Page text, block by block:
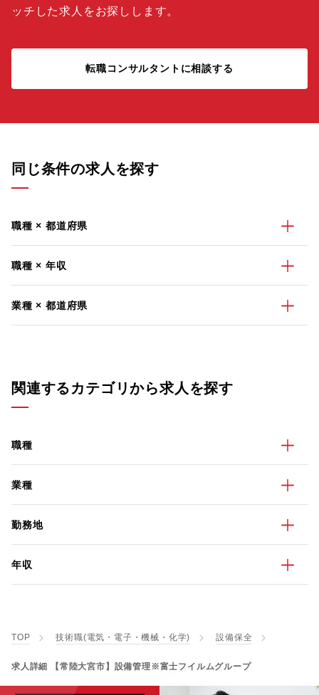
ッチした求人をお探しします。
転職コンサルタントに相談する
同じ条件の求人を探す
職種 × 都道府県
職種 × 年収
業種 × 都道府県
関連するカテゴリから求人を探す
職種
業種
勤務地
年収
TOP 技術職(電気・電子・機械・化学) 設備保全
求人詳細 【常陸大宮市】設備管理※富士フイルムグループ